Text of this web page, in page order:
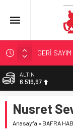
GERİ
‘BAFRA’YA
YÖNETİCİ
ALTIN
6.519,97
13.798,82
DOLAR
Nusret
Anasayfa » BAFRA